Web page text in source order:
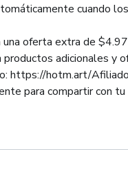
cuando
oferta extra de
adicionales y
https://hotm.art/
para compartir con tu